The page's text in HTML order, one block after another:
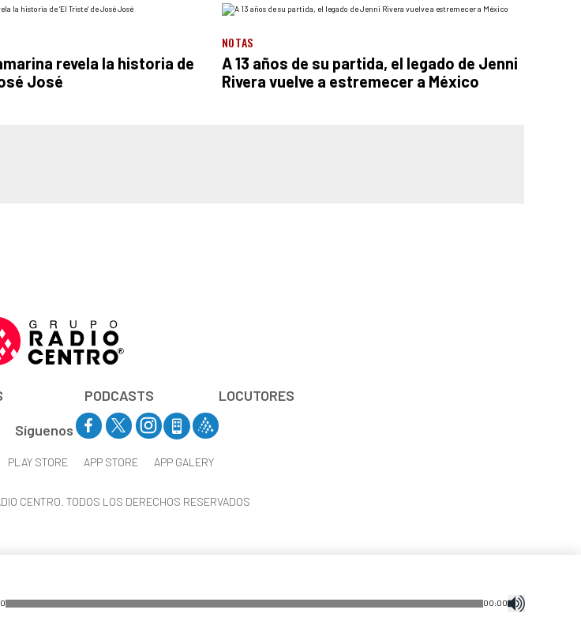
revela la historia de
José
NOTAS
A 13 años de su partida, el legado de Jenni
Rivera vuelve a estremecer a México
PODCASTS LOCUTORES
Síguenos
PLAY STORE APP STORE APP GALERY
CENTRO. TODOS LOS DERECHOS RESERVADOS
00:00